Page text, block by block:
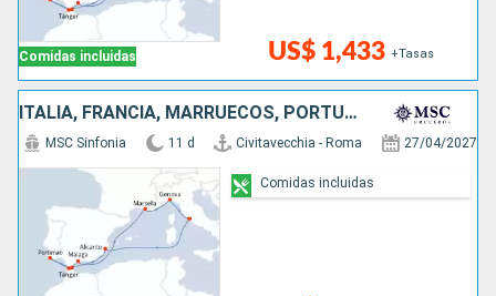
Comidas incluidas US$ 1,433 +Tasas
ITALIA, FRANCIA, MARRUECOS, PORTUGAL, ESPAÑA
MSC Sinfonia 11 d Civitavecchia - Roma 27/04/2027
Comidas incluidas